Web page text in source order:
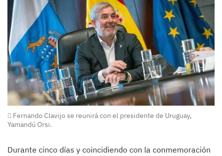
Fernando Clavijo se reunirá con el presidente de Uruguay,
Yamandú Orsi.
Durante cinco días y coincidiendo con la conmemoración